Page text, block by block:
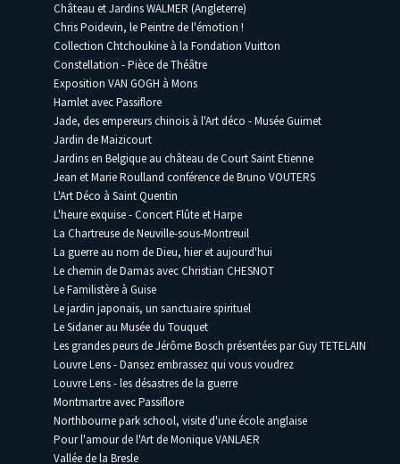
Château et Jardins WALMER (Angleterre)
Chris Poidevin, le Peintre de l'émotion !
Collection Chtchoukine à la Fondation Vuitton
Constellation - Pièce de Théâtre
Exposition VAN GOGH à Mons
Hamlet avec Passiflore
Jade, des empereurs chinois à l'Art déco - Musée Guimet
Jardin de Maizicourt
Jardins en Belgique au château de Court Saint Etienne
Jean et Marie Roulland conférence de Bruno VOUTERS
L'Art Déco à Saint Quentin
L'heure exquise - Concert Flûte et Harpe
La Chartreuse de Neuville-sous-Montreuil
La guerre au nom de Dieu, hier et aujourd'hui
Le chemin de Damas avec Christian CHESNOT
Le Familistère à Guise
Le jardin japonais, un sanctuaire spirituel
Le Sidaner au Musée du Touquet
Les grandes peurs de Jérôme Bosch présentées par Guy TETELAIN
Louvre Lens - Dansez embrassez qui vous voudrez
Louvre Lens - les désastres de la guerre
Montmartre avec Passiflore
Northbourne park school, visite d'une école anglaise
Pour l'amour de l'Art de Monique VANLAER
Vallée de la Bresle